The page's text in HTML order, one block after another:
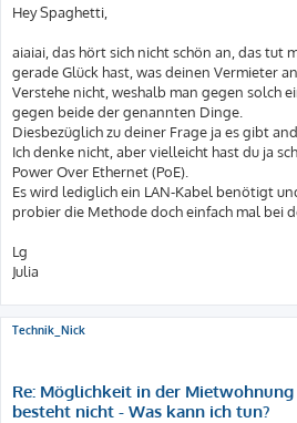
i
t
a
g
Hey Spaghetti,
aiaiai, das hört sich nicht schön an, das tut
gerade Glück hast, was deinen Vermieter
Verstehe nicht, weshalb man gegen solch
gegen beide der genannten Dinge.
Diesbezüglich zu deiner Frage ja es gibt
Ich denke nicht, aber vielleicht hast du ja
Power Over Ethernet (PoE).
Es wird lediglich ein LAN-Kabel benötigt
probier die Methode doch einfach mal bei
Lg
Julia
Technik_Nick
Re: Möglichkeit in der
besteht nicht - Was kann ich tun?